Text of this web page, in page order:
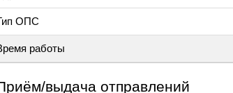
ОПС
работы
выдача отправлений